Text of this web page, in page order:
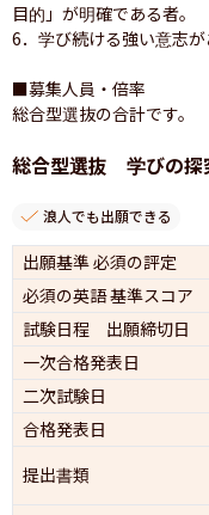
目的」が明確である者。
6．学び続ける強い意志が
■募集人員・倍率
総合型選抜の合計です。
総合型選抜 学びの探
浪人でも出願できる
出願基準 必須の評定
必須の英語 基準スコア
試験日程 出願締切日
一次合格発表日
二次試験日
合格発表日
提出書類